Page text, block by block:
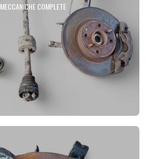
MECCANICHE COMPLETE